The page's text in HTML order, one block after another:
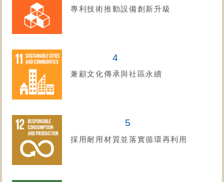
專利技術推動設備創新升級
4
兼顧文化傳承與社區永續
5
採用耐用材質並落實循環再利用